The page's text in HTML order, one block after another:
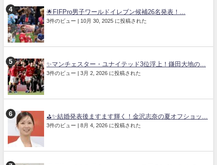
🌟FIFPro男子ワールドイレブン候補26名発表！...
3件のビュー 10月 30, 2025 に投稿された
✨マンチェスター・ユナイテッド3位浮上！鎌田大地の...
3件のビュー 3月 2, 2026 に投稿された
⛳✨結婚発表後ますます輝く！金沢志奈の夏オフショッ...
3件のビュー 8月 4, 2026 に投稿された